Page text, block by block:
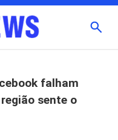
falham
sente o